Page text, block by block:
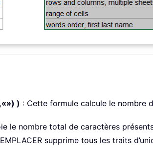
) : Cette formule calcule le nombre
le nombre total de caractères
supprime tous les traits